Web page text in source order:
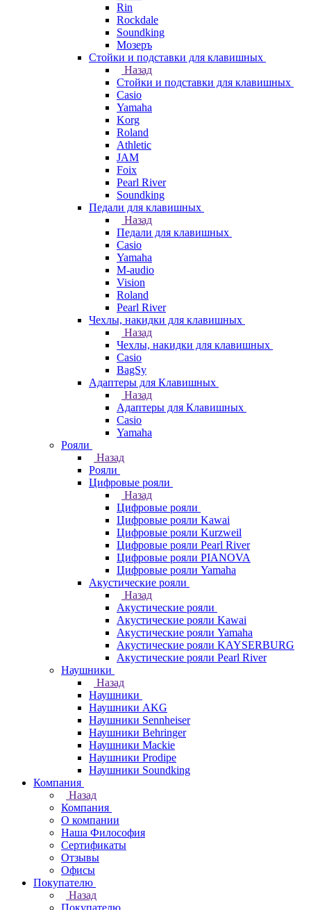
Rin
Rockdale
Soundking
Мозеръ
Стойки и подставки для клавишных
Назад
Стойки и подставки для клавишных
Casio
Yamaha
Korg
Roland
Athletic
JAM
Foix
Pearl River
Soundking
Педали для клавишных
Назад
Педали для клавишных
Casio
Yamaha
M-audio
Vision
Roland
Pearl River
Чехлы, накидки для клавишных
Назад
Чехлы, накидки для клавишных
Casio
BagSy
Адаптеры для Клавишных
Назад
Адаптеры для Клавишных
Casio
Yamaha
Рояли
Назад
Рояли
Цифровые рояли
Назад
Цифровые рояли
Цифровые рояли Kawai
Цифровые рояли Kurzweil
Цифровые рояли Pearl River
Цифровые рояли PIANOVA
Цифровые рояли Yamaha
Акустические рояли
Назад
Акустические рояли
Акустические рояли Kawai
Акустические рояли Yamaha
Акустические рояли KAYSERBURG
Акустические рояли Pearl River
Наушники
Назад
Наушники
Наушники AKG
Наушники Sennheiser
Наушники Behringer
Наушники Mackie
Наушники Prodipe
Наушники Soundking
Компания
Назад
Компания
О компании
Наша Философия
Сертификаты
Отзывы
Офисы
Покупателю
Назад
Покупателю